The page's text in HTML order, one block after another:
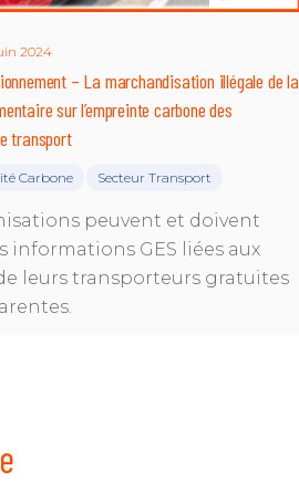
2024
– La marchandisation illégale de la
sur l’empreinte carbone des
transport
Carbone Secteur Transport
peuvent et doivent
informations GES liées aux
leurs transporteurs gratuites